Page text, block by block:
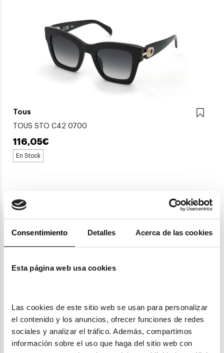
Consentimiento Detalles Acerca de las cookies
Esta página web usa cookies
Las cookies de este sitio web se usan para personalizar
el contenido y los anuncios, ofrecer funciones de redes
sociales y analizar el tráfico. Además, compartimos
información sobre el uso que haga del sitio web con
Tous
TOUS STO C42 0700
116,05€
En Stock
En todo su conjunto, la marca Tous es sinónimo de
elegancia, distincióny, sobre todo,glamour.Así, como
es de esperar, las gafas de solTousdestacan por suaire